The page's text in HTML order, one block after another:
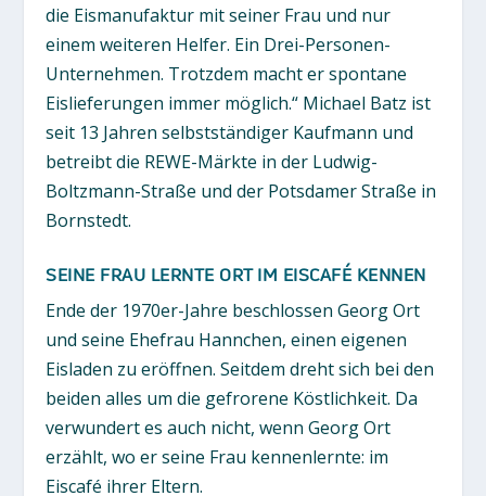
die Eismanufaktur mit seiner Frau und nur
einem weiteren Helfer. Ein Drei-Personen-
Unternehmen. Trotzdem macht er spontane
Eislieferungen immer möglich.“ Michael Batz ist
seit 13 Jahren selbstständiger Kaufmann und
betreibt die REWE-Märkte in der Ludwig-
Boltzmann-Straße und der Potsdamer Straße in
Bornstedt.
SEINE FRAU LERNTE ORT IM EISCAFÉ KENNEN
Ende der 1970er-Jahre beschlossen Georg Ort
und seine Ehefrau Hannchen, einen eigenen
Eisladen zu eröffnen. Seitdem dreht sich bei den
beiden alles um die gefrorene Köstlichkeit. Da
verwundert es auch nicht, wenn Georg Ort
erzählt, wo er seine Frau kennenlernte: im
Eiscafé ihrer Eltern.